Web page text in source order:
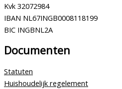
Kvk 32072984
IBAN NL67INGB0008118199
BIC INGBNL2A
Documenten
Statuten
Huishoudelijk regelement